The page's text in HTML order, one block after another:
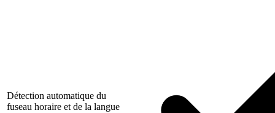
Détection automatique du
fuseau horaire et de la langue